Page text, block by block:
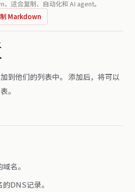
适合复制、自动化和 AI agent。
Markdown
到他们的列表中。 添加后，将可以
。
名。
DNS记录。